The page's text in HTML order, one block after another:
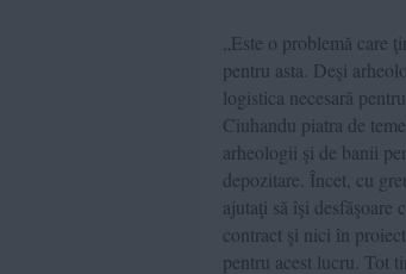
„Este o problemă care
pentru asta. Deşi
logistica necesară
Ciuhandu piatra de
arheologii şi de banii
depozitare. Încet, cu
ajutaţi să îşi desfăşoare
contract şi nici în
pentru acest lucru. Tot